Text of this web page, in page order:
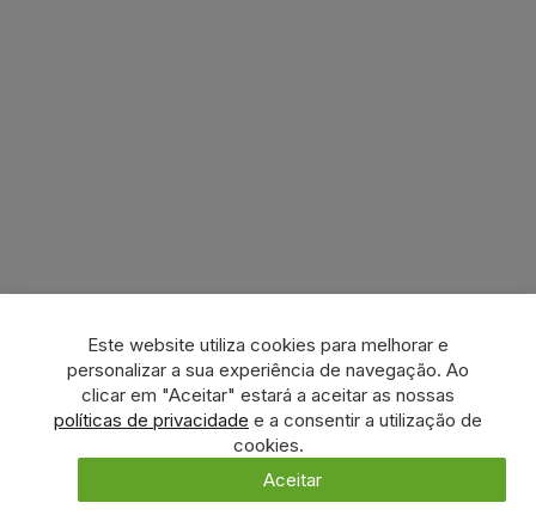
Este website utiliza cookies para melhorar e
personalizar a sua experiência de navegação. Ao
clicar em "Aceitar" estará a aceitar as nossas
políticas de privacidade e a consentir a utilização de
cookies.
Aceitar